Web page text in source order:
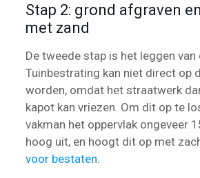
Stap 2: grond afgraven
met zand
De tweede stap is het leggen van
Tuinbestrating kan niet direct op
worden, omdat het straatwerk
kapot kan vriezen. Om dit op te
vakman het oppervlak ongeveer
hoog uit, en hoogt dit op met
voor bestaten